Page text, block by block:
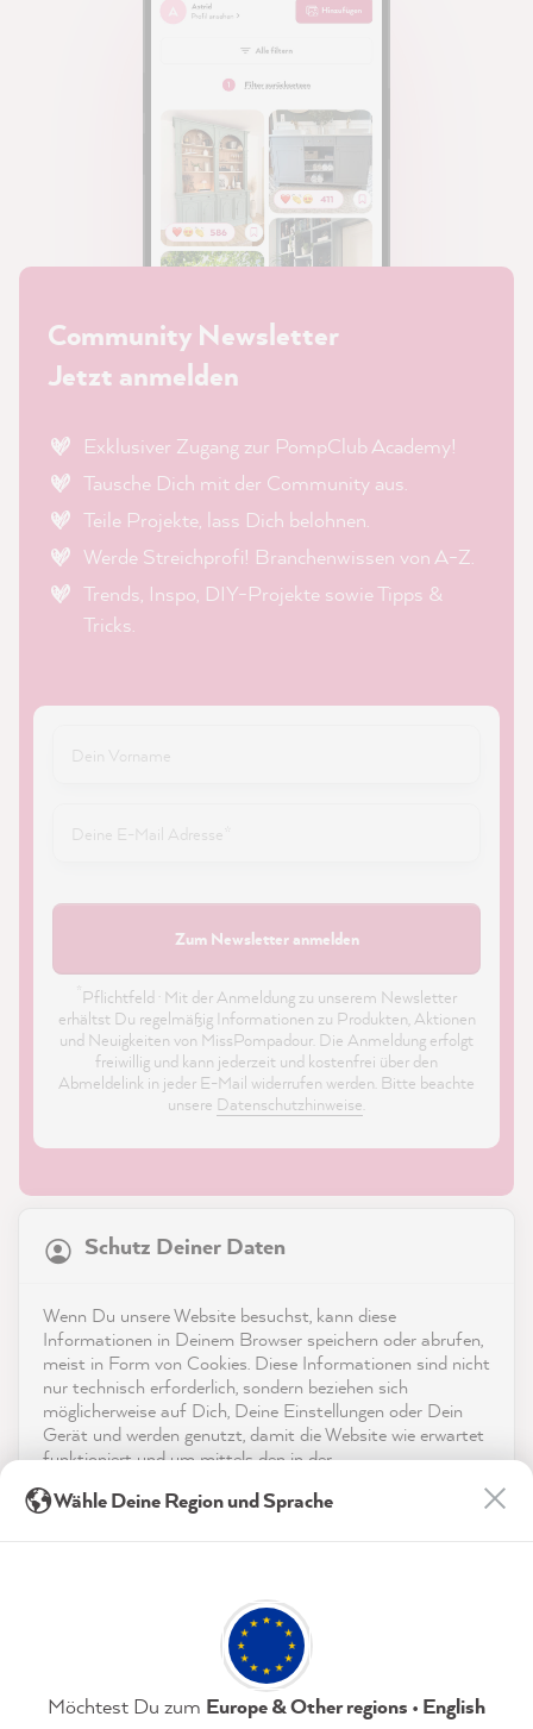
Community Newsletter
Jetzt anmelden
Exklusiver Zugang zur PompClub Academy!
Tausche Dich mit der Community aus.
Teile Projekte, lass Dich belohnen.
Werde Streichprofi! Branchenwissen von A-Z.
Trends, Inspo, DIY-Projekte sowie Tipps &
Tricks.
Zum Newsletter anmelden
Pflichtfeld · Mit der Anmeldung zu unserem Newsletter
erhältst Du regelmäßig Informationen zu Produkten, Aktionen
und Neuigkeiten von MissPompadour. Die Anmeldung erfolgt
freiwillig und kann jederzeit und kostenfrei über den
Abmeldelink in jeder E-Mail widerrufen werden. Bitte beachte
unsere Datenschutzhinweise.
Service
Kontakt
Schutz Deiner Daten
Wenn Du unsere Website besuchst, kann diese
Informationen in Deinem Browser speichern oder abrufen,
meist in Form von Cookies. Diese Informationen sind nicht
nur technisch erforderlich, sondern beziehen sich
möglicherweise auf Dich, Deine Einstellungen oder Dein
Gerät und werden genutzt, damit die Website wie erwartet
funktioniert und um mittels den in der
der Webseite für deren Optimierung zu analysieren sowie
(jederzeit widerruflich) diesen Datenverarbeitungen
Datenschutzerklärung Impressum Einstellungen
21.835Bewertungen
reviews-io
Verifizierter Kunde
Zum Versiegeln - MissPompadour Versiegelung
Kreidefarbe bleibt erhalten, aber die
Lebensdauer und Widerstandskraft der
gestrichenen Möbel wird deutlich erhöht -
unverzichtbar wenn man Kinder hat :)
Teilen
Twitter
Facebook
Wähle Deine Region und Sprache
Möchtest Du zum Europe & Other regions • English